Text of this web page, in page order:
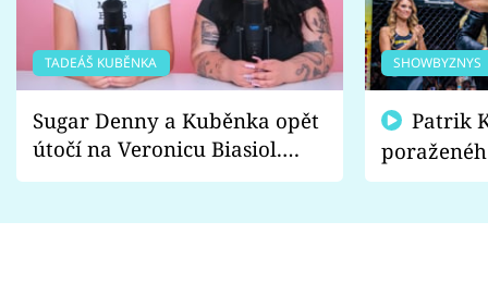
TADEÁŠ KUBĚNKA
Sugar Denny a Kuběnka opět
útočí na Veronicu Biasiol.
Proč je podle nich falešná a
SHOWBYZNYS
fanoušci